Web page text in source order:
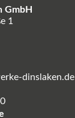
GmbH
1
dinslaken.de